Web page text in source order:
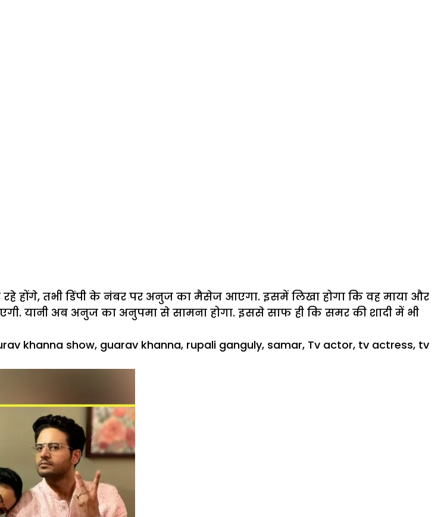
होंगे, तभी डिंपी के नंबर पर अनुज का मैसेज आएगा. इसमें लिखा होगा कि वह माया और
यानी अब अनुज का अनुपमा से सामना होगा. इससे साफ ही कि समर की शादी में भी
khanna show, guarav khanna, rupali ganguly, samar, Tv actor, tv actress, tv